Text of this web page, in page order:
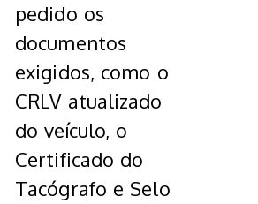
pedido os
documentos
exigidos, como o
CRLV atualizado
do veículo, o
Certificado do
Tacógrafo e Selo